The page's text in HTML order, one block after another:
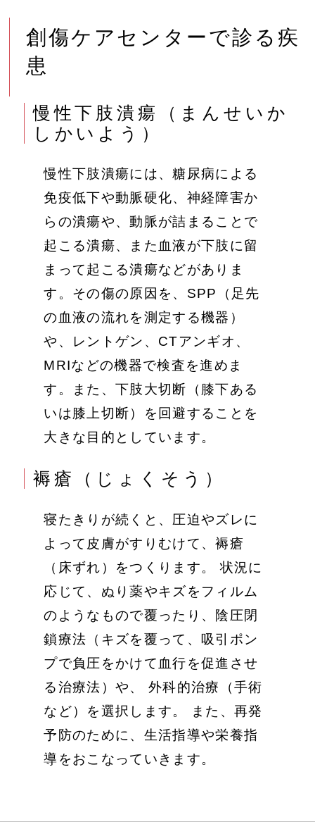
創傷ケアセンターで診る疾
患
慢性下肢潰瘍（まんせいか
しかいよう）
慢性下肢潰瘍には、糖尿病による
免疫低下や動脈硬化、神経障害か
らの潰瘍や、動脈が詰まることで
起こる潰瘍、また血液が下肢に留
まって起こる潰瘍などがありま
す。その傷の原因を、SPP（足先
の血液の流れを測定する機器）
や、レントゲン、CTアンギオ、
MRIなどの機器で検査を進めま
す。また、下肢大切断（膝下ある
いは膝上切断）を回避することを
大きな目的としています。
褥瘡（じょくそう）
寝たきりが続くと、圧迫やズレに
よって皮膚がすりむけて、褥瘡
（床ずれ）をつくります。 状況に
応じて、ぬり薬やキズをフィルム
のようなもので覆ったり、陰圧閉
鎖療法（キズを覆って、吸引ポン
プで負圧をかけて血行を促進させ
る治療法）や、 外科的治療（手術
など）を選択します。 また、再発
予防のために、生活指導や栄養指
導をおこなっていきます。